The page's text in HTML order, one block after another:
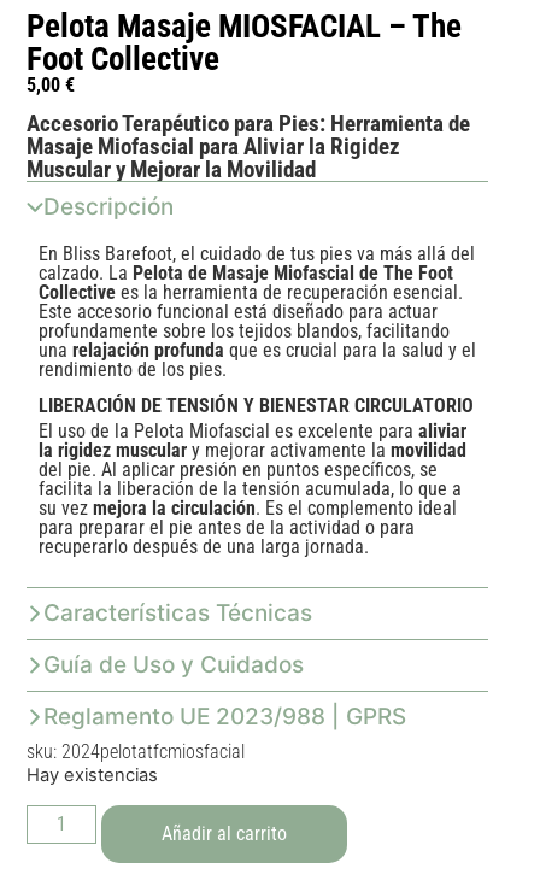
Pelota Masaje MIOSFACIAL – The
Foot Collective
5,00€
Accesorio Terapéutico para Pies: Herramienta de
Masaje Miofascial para Aliviar la Rigidez
Muscular y Mejorar la Movilidad
Descripción
En Bliss Barefoot, el cuidado de tus pies va más allá del
calzado. La Pelota de Masaje Miofascial de The Foot
Collective es la herramienta de recuperación esencial.
Este accesorio funcional está diseñado para actuar
profundamente sobre los tejidos blandos, facilitando
unarelajación profunda que es crucial para la salud y el
rendimiento de los pies.
LIBERACIÓN DE TENSIÓN Y BIENESTAR CIRCULATORIO
El uso de la Pelota Miofascial es excelente paraaliviar
la rigidez muscular y mejorar activamente lamovilidad
del pie. Al aplicar presión en puntos específicos, se
facilita la liberación de la tensión acumulada, lo que a
su vezmejora la circulación. Es el complemento ideal
para preparar el pie antes de la actividad o para
recuperarlo después de una larga jornada.
Características Técnicas
Guía de Uso y Cuidados
Reglamento UE 2023/988 | GPRS
sku: 2024pelotatfcmiosfacial
Hay existencias
Añadir al carrito